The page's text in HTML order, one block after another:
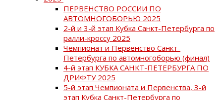
ПЕРВЕНСТВО РОССИИ ПО
АВТОМНОГОБОРЬЮ 2025
2-й и 3-й этап Кубка Санкт-Петербурга по
ралли-кроссу 2025
Чемпионат и Первенство Санкт-
Петербурга по автомногоборью (финал)
4-й этап КУБКА САНКТ-ПЕТЕРБУРГА ПО
ДРИФТУ 2025
5-й этап Чемпионата и Первенства, 3-й
этап Кубка Санкт-Петербурга по